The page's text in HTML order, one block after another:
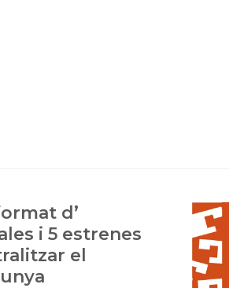
d’
i 5 estrenes
el